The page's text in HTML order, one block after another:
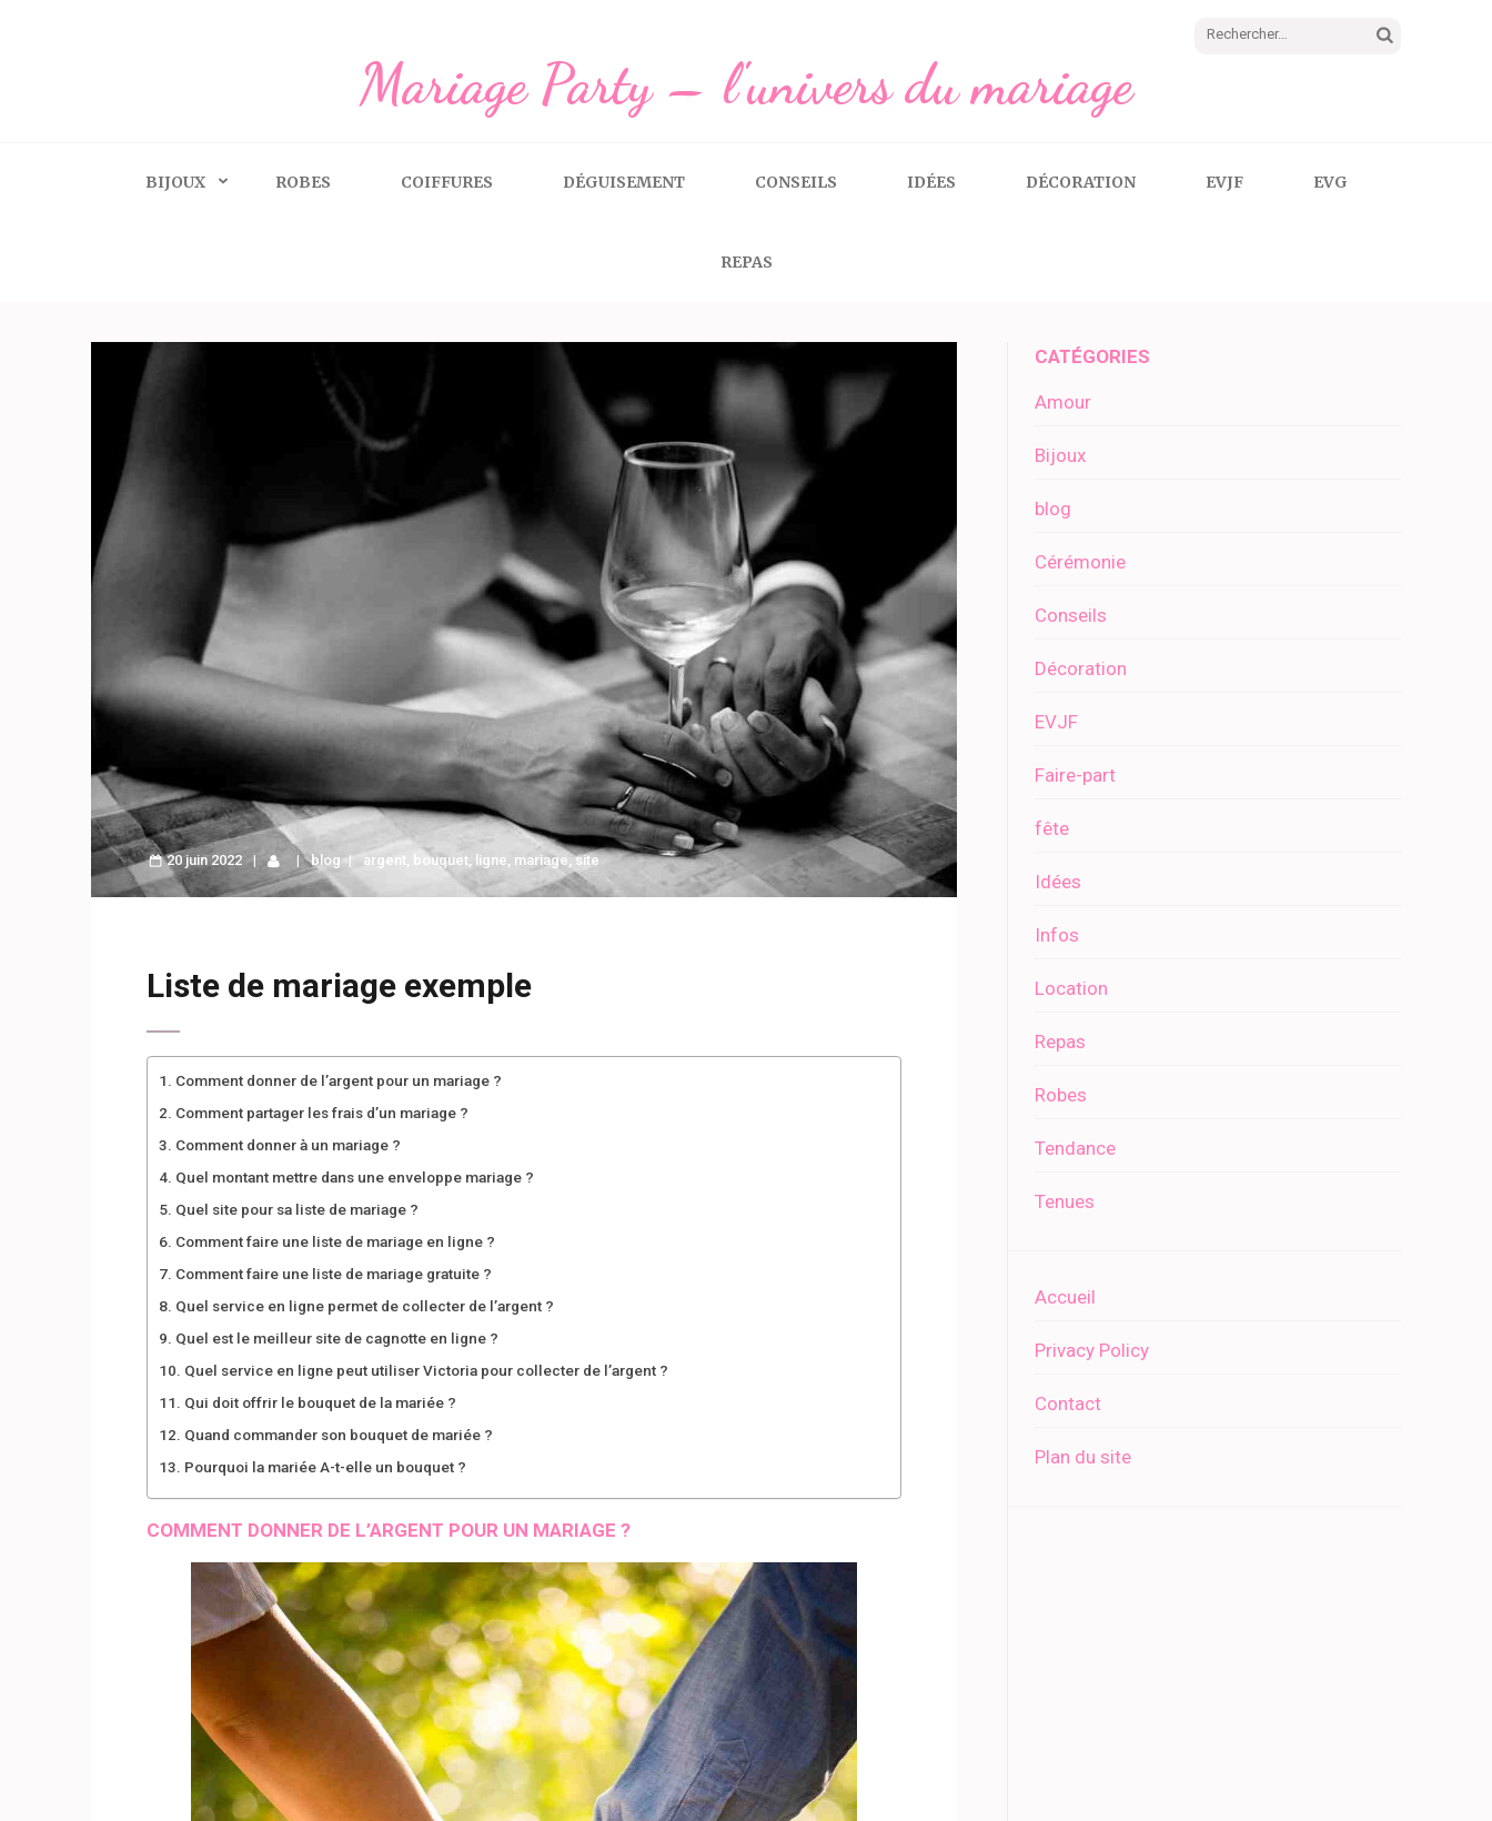
Rechercher :
Mariage Party – l'univers du mariage
BIJOUX ROBES COIFFURES DÉGUISEMENT CONSEILS IDÉES DÉCORATION EVJF EVG
REPAS
20 juin 2022 blog argent, bouquet, ligne, mariage,site
Liste de mariage exemple
Comment donner de l’argent pour un mariage ?
Comment partager les frais d’un mariage ?
Comment donner à un mariage ?
Quel montant mettre dans une enveloppe mariage ?
Quel site pour sa liste de mariage ?
Comment faire une liste de mariage en ligne ?
Comment faire une liste de mariage gratuite ?
Quel service en ligne permet de collecter de l’argent ?
Quel est le meilleur site de cagnotte en ligne ?
Quel service en ligne peut utiliser Victoria pour collecter de l’argent ?
Qui doit offrir le bouquet de la mariée ?
Quand commander son bouquet de mariée ?
Pourquoi la mariée A-t-elle un bouquet ?
COMMENT DONNER DE L’ARGENT POUR UN MARIAGE ?
CATÉGORIES
Amour
Bijoux
blog
Cérémonie
Conseils
Décoration
EVJF
Faire-part
fête
Idées
Infos
Location
Repas
Robes
Tendance
Tenues
Accueil
Privacy Policy
Contact
Plan du site